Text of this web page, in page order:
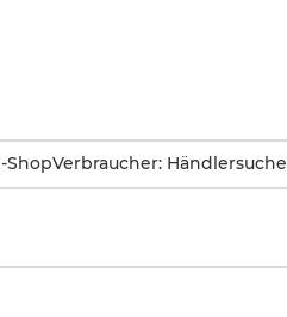
ShopVerbraucher: Händlersuche